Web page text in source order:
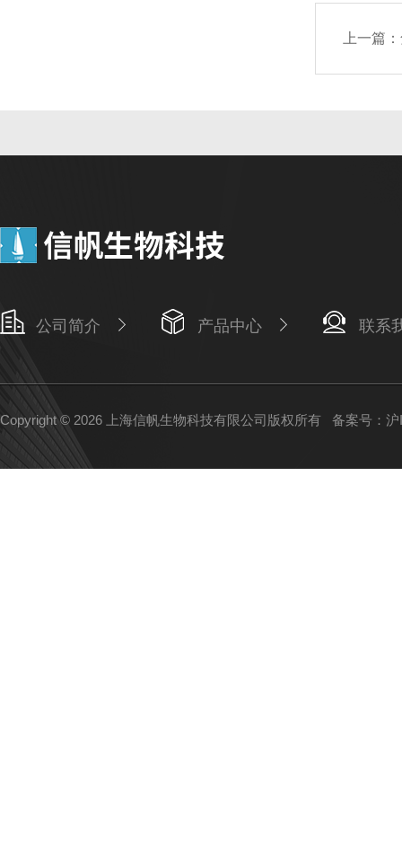
上一篇：
公司简介 产品中心 联系
Copyright © 2026 上海信帆生物科技有限公司版权所有 备案号：